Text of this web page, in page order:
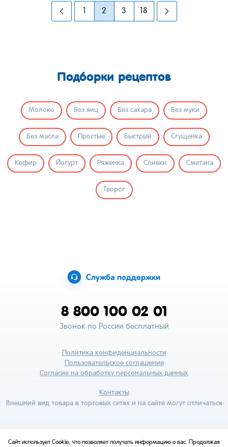
1 2 3 18
Подборки рецептов
Молоко Без яиц Без сахара Без муки
Без масла Простые Быстрый Сгущенка
Кефир Йогурт Ряженка Сливки Сметана
Творог
Служба поддержки
8 800 100 02 01
Звонок по России бесплатный
Политика конфиденциальности
Пользовательское соглашение
Согласие на обработку персональных данных
Контакты
Внешний вид товара в торговых сетях и на сайте могут отличаться
Сайт использует Cookie, что позволяет получать информацию о вас. Продолжая